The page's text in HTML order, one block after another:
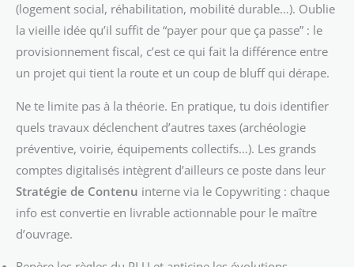
(logement social, réhabilitation, mobilité durable…). Oublie
la vieille idée qu’il suffit de “payer pour que ça passe” : le
provisionnement fiscal, c’est ce qui fait la différence entre
un projet qui tient la route et un coup de bluff qui dérape.
Ne te limite pas à la théorie. En pratique, tu dois identifier
quels travaux déclenchent d’autres taxes (archéologie
préventive, voirie, équipements collectifs…). Les grands
comptes digitalisés intègrent d’ailleurs ce poste dans leur
Stratégie de Contenu interne via le Copywriting : chaque
info est convertie en livrable actionnable pour le maître
d’ouvrage.